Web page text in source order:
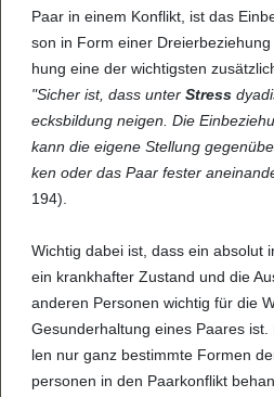
Paar in einem Kon­flikt, ist das
son in Form einer
hung eine der wich­tigs­ten
"Sicher ist, dass unter Stress
ecks­bil­dung nei­gen. Die
kann die eigene Stel­lung
ken oder das Paar fes­ter
194).
Wich­tig dabei ist, dass ein abso­lut
ein krank­haf­ter Zustand und die
ande­ren Per­so­nen wich­tig für die
Gesun­der­hal­tung eines Paa­res
len nur ganz bestimmte For­men
per­so­nen in den Paar­kon­flikt